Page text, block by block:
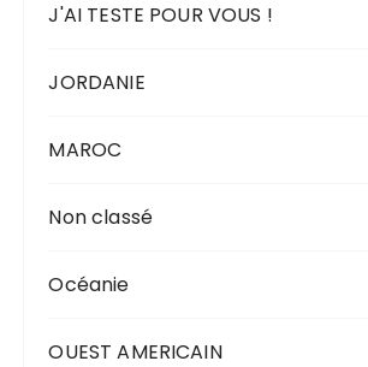
J'AI TESTE POUR VOUS !
JORDANIE
MAROC
Non classé
Océanie
OUEST AMERICAIN